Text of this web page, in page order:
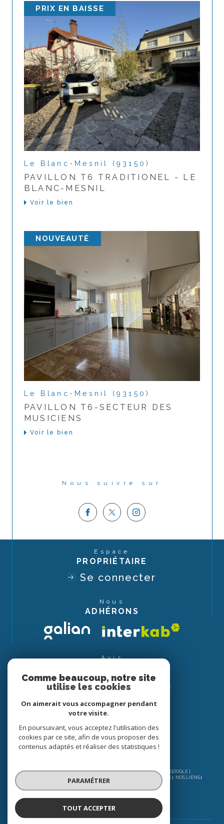
PRIX EN BAISSE
Le Blanc-Mesnil (93150)
PAVILLON T6 TRADITIONEL - LE
BLANC-MESNIL
Voir le bien
NOUVEAUTÉ
Le Blanc-Mesnil (93150)
PAVILLON T6-SECTEUR DES
MUSICIENS
Voir le bien
Nous suivre sur
Espace
PROPRIÉTAIRE
Se connecter
Nous
ADHÉRONS
Avis
© 2026 | TOUS DROITS RÉSERVÉS | TRADUCTION POWERED BY GOOGLE |
PLAN DU SITE MENTIONS LÉGALES ADMIN
NOS LIENS
POLITIQUE RGPD
Comme beaucoup, notre site
utilise les cookies
On aimerait vous accompagner pendant
votre visite.
En poursuivant, vous acceptez l'utilisation des
cookies par ce site, afin de vous proposer des
contenus adaptés et réaliser des statistiques !
PARAMÉTRER
TOUT ACCEPTER